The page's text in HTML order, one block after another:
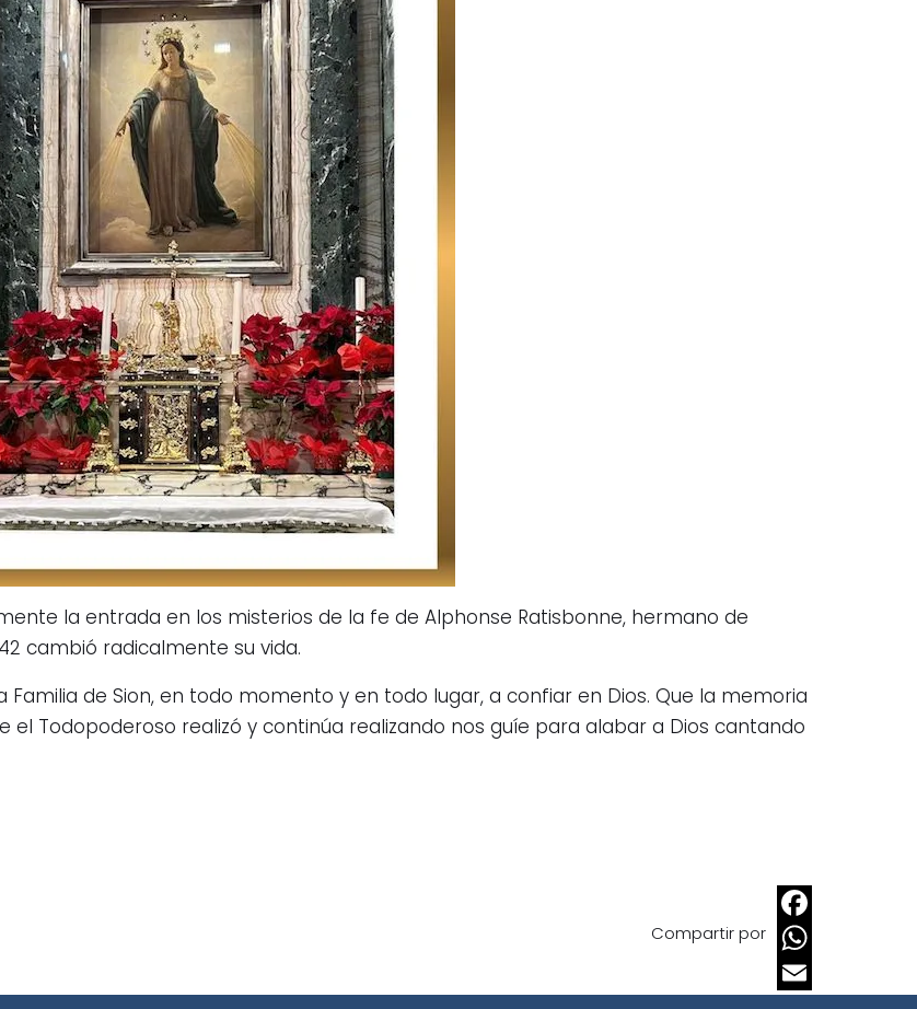
la entrada en los misterios de la fe de Alphonse Ratisbonne, hermano de
cambió radicalmente su vida.
de Sion, en todo momento y en todo lugar, a confiar en Dios. Que la memoria
el Todopoderoso realizó y continúa realizando nos guíe para alabar a Dios cantando
Compartir por
Facebook
WhatsApp